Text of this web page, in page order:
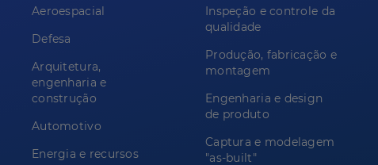
Aeroespacial
Defesa
Arquitetura,
engenharia e
construção
Automotivo
Energia e recursos
Inspeção e controle da
qualidade
Produção, fabricação e
montagem
Engenharia e design
de produto
Captura e modelagem
"as-built"